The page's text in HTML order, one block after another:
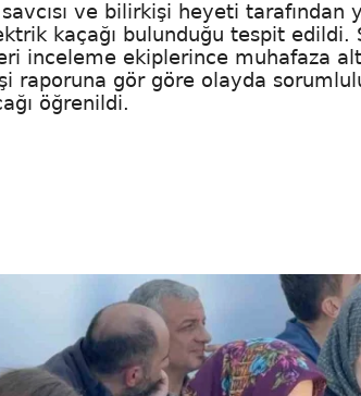
ve bilirkişi heyeti tarafından
kaçağı bulunduğu tespit edildi.
inceleme ekiplerince muhafaza
raporuna gör göre olayda
öğrenildi.